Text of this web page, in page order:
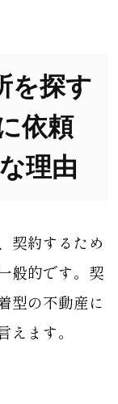
を探す
依頼
理由
契約するため
般的です。契
型の不動産に
ます。